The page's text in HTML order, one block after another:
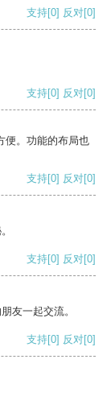
支持[0] 反对[0]
支持[0] 反对[0]
便。功能的布局也
支持[0] 反对[0]
支持[0] 反对[0]
友一起交流。
支持[0] 反对[0]